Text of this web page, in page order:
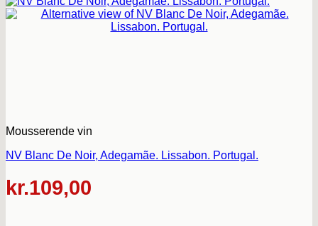
Mousserende vin
NV Blanc De Noir, Adegamãe. Lissabon. Portugal.
kr.109,00